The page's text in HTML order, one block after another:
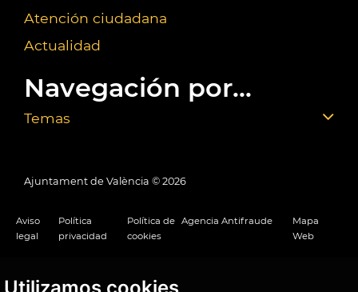
Utilizamos cookies
Atención ciudadana
Actualidad
Navegación por...
Temas
Ajuntament de València © 2026
Aviso
legal
Política
privacidad
Política de
cookies
Agencia Antifraude
Mapa
Web